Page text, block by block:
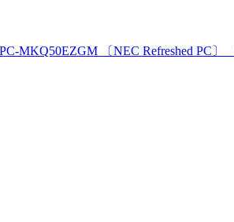
MKQ50EZGM 〔NEC Refreshed PC〕